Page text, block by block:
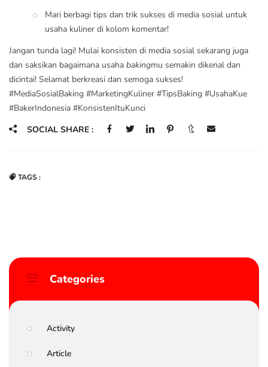
Categories
Activity
Article
Mari berbagi tips dan trik sukses di media sosial untuk
usaha kuliner di kolom komentar!
Jangan tunda lagi! Mulai konsisten di media sosial sekarang juga
dan saksikan bagaimana usaha bakingmu semakin dikenal dan
dicintai! Selamat berkreasi dan semoga sukses!
#MediaSosialBaking #MarketingKuliner #TipsBaking #UsahaKue
#BakerIndonesia #KonsistenItuKunci
SOCIAL SHARE :
TAGS :